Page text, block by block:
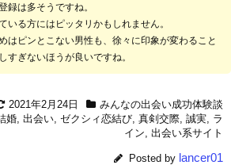
録は多そうですね。
いる方にはピッタリかもしれません。
はピンとこない男性も、徐々に印象が変わること
すぎないほうが良いですね。
2021年2月24日
みんなの出会い成功体験談
婚 出会い ゼクシィ恋結び 真剣交際 誠実 ラ
イン 出会い系サイト
Posted by lancer01